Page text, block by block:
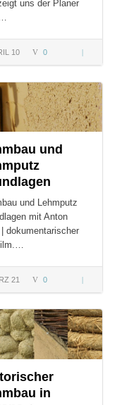
uns der Planer
10 0
eines alten
mit
und
und Lehmputz
mit Anton
dokumentarischer
21 0
Lehmbau
und
Lehmputz
in